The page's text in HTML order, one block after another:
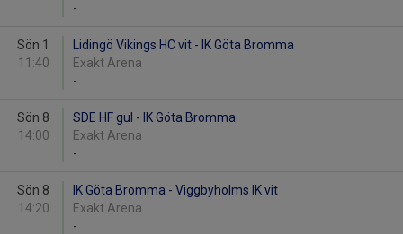
-
Sön 1
11:40
Lidingö Vikings HC vit - IK Göta Bromma
Exakt Arena
-
Sön 8
14:00
SDE HF gul - IK Göta Bromma
Exakt Arena
-
Sön 8
14:20
IK Göta Bromma - Viggbyholms IK vit
Exakt Arena
-